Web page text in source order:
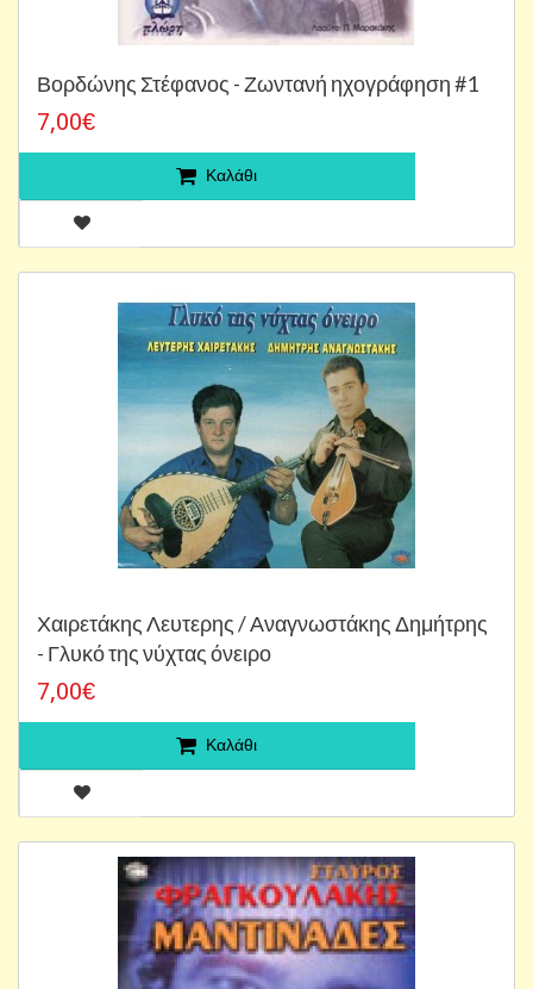
Βορδώνης Στέφανος - Ζωντανή ηχογράφηση #1
7,00€
Καλάθι
Χαιρετάκης Λευτερης / Αναγνωστάκης Δημήτρης
- Γλυκό της νύχτας όνειρο
7,00€
Καλάθι